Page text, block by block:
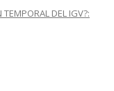
TEMPORAL DEL IGV?: